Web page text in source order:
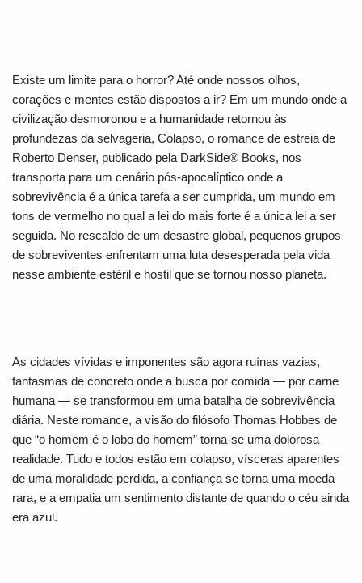
Existe um limite para o horror? Até onde nossos olhos,
corações e mentes estão dispostos a ir? Em um mundo onde a
civilização desmoronou e a humanidade retornou às
profundezas da selvageria, Colapso, o romance de estreia de
Roberto Denser, publicado pela DarkSide® Books, nos
transporta para um cenário pós-apocalíptico onde a
sobrevivência é a única tarefa a ser cumprida, um mundo em
tons de vermelho no qual a lei do mais forte é a única lei a ser
seguida. No rescaldo de um desastre global, pequenos grupos
de sobreviventes enfrentam uma luta desesperada pela vida
nesse ambiente estéril e hostil que se tornou nosso planeta.
As cidades vívidas e imponentes são agora ruínas vazias,
fantasmas de concreto onde a busca por comida ― por carne
humana ― se transformou em uma batalha de sobrevivência
diária. Neste romance, a visão do filósofo Thomas Hobbes de
que “o homem é o lobo do homem” torna-se uma dolorosa
realidade. Tudo e todos estão em colapso, vísceras aparentes
de uma moralidade perdida, a confiança se torna uma moeda
rara, e a empatia um sentimento distante de quando o céu ainda
era azul.